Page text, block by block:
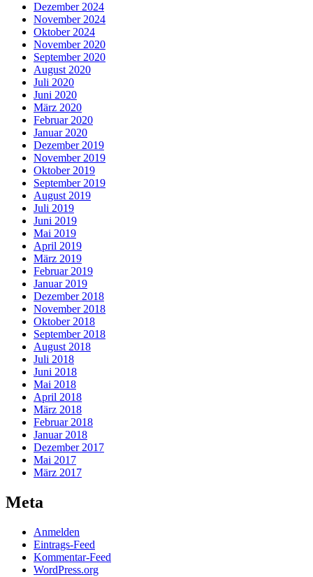
Dezember 2024
November 2024
Oktober 2024
November 2020
September 2020
August 2020
Juli 2020
Juni 2020
März 2020
Februar 2020
Januar 2020
Dezember 2019
November 2019
Oktober 2019
September 2019
August 2019
Juli 2019
Juni 2019
Mai 2019
April 2019
März 2019
Februar 2019
Januar 2019
Dezember 2018
November 2018
Oktober 2018
September 2018
August 2018
Juli 2018
Juni 2018
Mai 2018
April 2018
März 2018
Februar 2018
Januar 2018
Dezember 2017
Mai 2017
März 2017
Meta
Anmelden
Eintrags-Feed
Kommentar-Feed
WordPress.org